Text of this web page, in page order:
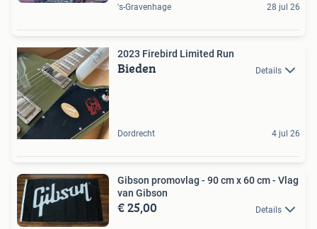
's-Gravenhage 28 jul 26
2023 Firebird Limited Run
Bieden Details
Dordrecht 4 jul 26
Gibson promovlag - 90 cm x 60 cm - Vlag
van Gibson
€ 25,00 Details